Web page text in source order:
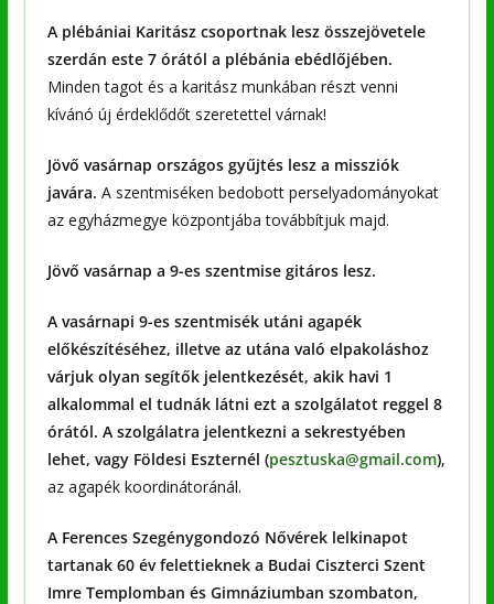
A plébániai Karitász csoportnak lesz összejövetele
szerdán este 7 órától a plébánia ebédlőjében.
Minden tagot és a karitász munkában részt venni
kívánó új érdeklődőt szeretettel várnak!
Jövő vasárnap országos gyűjtés lesz a missziók
javára. A szentmiséken bedobott perselyadományokat
az egyházmegye központjába továbbítjuk majd.
Jövő vasárnap a 9-es szentmise gitáros lesz.
A vasárnapi 9-es szentmisék utáni agapék
előkészítéséhez, illetve az utána való elpakoláshoz
várjuk olyan segítők jelentkezését, akik havi 1
alkalommal el tudnák látni ezt a szolgálatot reggel 8
órától. A szolgálatra jelentkezni a sekrestyében
lehet, vagy Földesi Eszternél (pesztuska@gmail.com),
az agapék koordinátoránál.
A Ferences Szegénygondozó Nővérek lelkinapot
tartanak 60 év felettieknek a Budai Ciszterci Szent
Imre Templomban és Gimnáziumban szombaton,